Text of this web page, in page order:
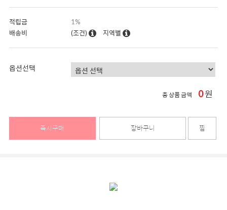
적립금
1%
배송비
(조건) 지역별
옵션선택
총 상품 금액 0원
즉시구매 장바구니 찜